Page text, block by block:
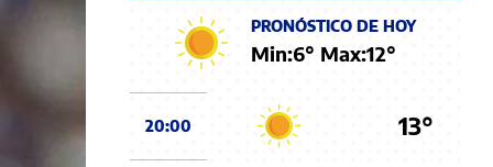
PRONÓSTICO DE HOY
Min:6° Max:12°
20:00 13°